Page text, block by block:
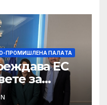
ПРОМИШЛЕНА ПАЛAТА
ЕС
за